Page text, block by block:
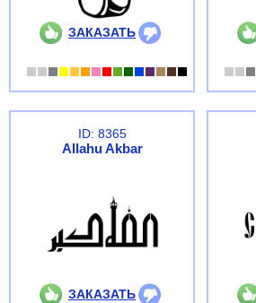
ЗАКАЗАТЬ
ID: 8365
Allahu Akbar
ЗАКАЗАТЬ